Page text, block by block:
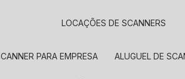
LOCAÇÕES DE SCANNERS
PARA EMPRESA ALUGUEL DE